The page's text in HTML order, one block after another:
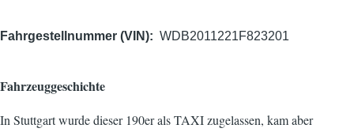
Fahrgestellnummer (VIN) WDB2011221F823201
Fahrzeuggeschichte
In Stuttgart wurde dieser 190er als TAXI zugelassen, kam aber